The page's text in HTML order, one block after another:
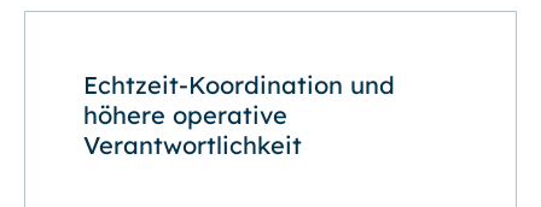
Echtzeit-Koordination und
höhere operative
Verantwortlichkeit